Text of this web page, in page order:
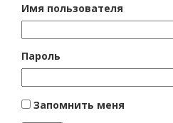
Имя пользователя
Пароль
Запомнить меня